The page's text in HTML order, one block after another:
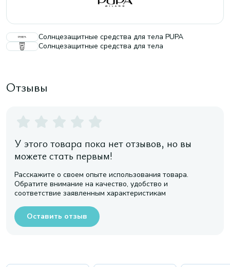
Солнцезащитные средства для тела PUPA
Солнцезащитные средства для тела
Отзывы
У этого товара пока нет отзывов, но вы
можете стать первым!
Расскажите о своем опыте использования товара.
Обратите внимание на качество, удобство и
соответствие заявленным характеристикам
Оставить отзыв